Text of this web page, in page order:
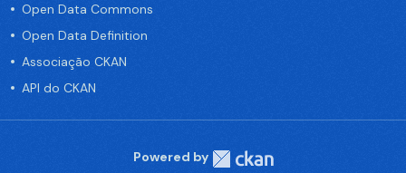
Open Data Commons
Open Data Definition
Associação CKAN
API do CKAN
Powered by